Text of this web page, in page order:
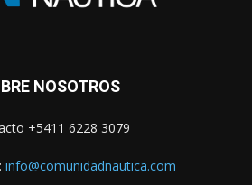
NOSOTROS
+5411 6228 3079
info@comunidadnautica.com